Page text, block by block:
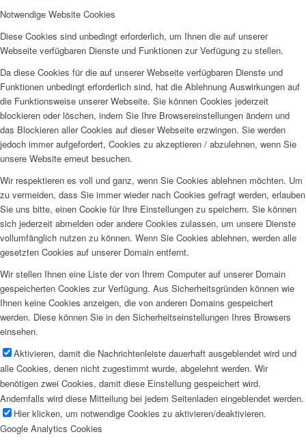
Notwendige Website Cookies
Diese Cookies sind unbedingt erforderlich, um Ihnen die auf unserer
Webseite verfügbaren Dienste und Funktionen zur Verfügung zu stellen.
Da diese Cookies für die auf unserer Webseite verfügbaren Dienste und
Funktionen unbedingt erforderlich sind, hat die Ablehnung Auswirkungen auf
die Funktionsweise unserer Webseite. Sie können Cookies jederzeit
blockieren oder löschen, indem Sie Ihre Browsereinstellungen ändern und
das Blockieren aller Cookies auf dieser Webseite erzwingen. Sie werden
jedoch immer aufgefordert, Cookies zu akzeptieren / abzulehnen, wenn Sie
unsere Website erneut besuchen.
Wir respektieren es voll und ganz, wenn Sie Cookies ablehnen möchten. Um
zu vermeiden, dass Sie immer wieder nach Cookies gefragt werden, erlauben
Sie uns bitte, einen Cookie für Ihre Einstellungen zu speichern. Sie können
sich jederzeit abmelden oder andere Cookies zulassen, um unsere Dienste
vollumfänglich nutzen zu können. Wenn Sie Cookies ablehnen, werden alle
gesetzten Cookies auf unserer Domain entfernt.
Wir stellen Ihnen eine Liste der von Ihrem Computer auf unserer Domain
gespeicherten Cookies zur Verfügung. Aus Sicherheitsgründen können wie
Ihnen keine Cookies anzeigen, die von anderen Domains gespeichert
werden. Diese können Sie in den Sicherheitseinstellungen Ihres Browsers
einsehen.
Aktivieren, damit die Nachrichtenleiste dauerhaft ausgeblendet wird und
alle Cookies, denen nicht zugestimmt wurde, abgelehnt werden. Wir
benötigen zwei Cookies, damit diese Einstellung gespeichert wird.
Andernfalls wird diese Mitteilung bei jedem Seitenladen eingeblendet werden.
Hier klicken, um notwendige Cookies zu aktivieren/deaktivieren.
Google Analytics Cookies